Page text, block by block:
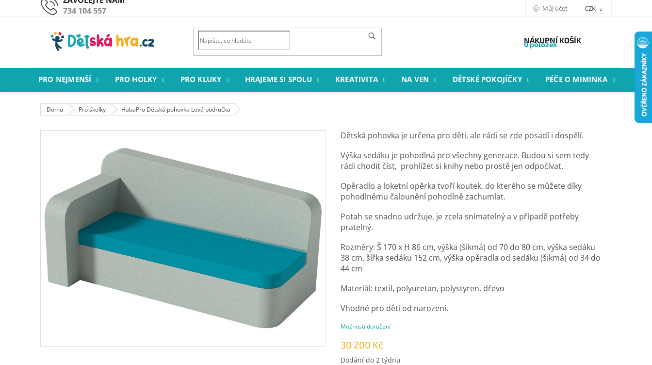
734 104 557 Můj účet CZK
NÁKUPNÍ KOŠÍK
0 položek
PRO NEJMENŠÍ PRO HOLKY PRO KLUKY HRAJEME SI SPOLU KREATIVITA NA VEN DĚTSKÉ POKOJÍČKY PÉČE O MIMINKA
Domů Pro školky HabaPro Dětská pohovka Levá područka
30 200 Kč
Měrná
Dodání do 2 týdnů
Možnosti doručení
Dětská pohovka je určena pro děti, ale rádi se zde posadí i dospělí.
Výška sedáku je pohodlná pro všechny generace. Budou si sem tedy
rádi chodit číst, prohlížet si knihy nebo prostě jen odpočívat.
Opěradlo a loketní opěrka tvoří koutek, do kterého se můžete díky
pohodlnému čalounění pohodlně zachumlat.
Potah se snadno udržuje, je zcela snímatelný a v případě potřeby
pratelný.
Rozměry: Š 170 x H 86 cm, výška (šikmá) od 70 do 80 cm, výška sedáku
38 cm, šířka sedáku 152 cm, výška opěradla od sedáku (šikmá) od 34 do
44 cm
Materiál: textil, polyuretan, polystyren, dřevo
Vhodné pro děti od narození.